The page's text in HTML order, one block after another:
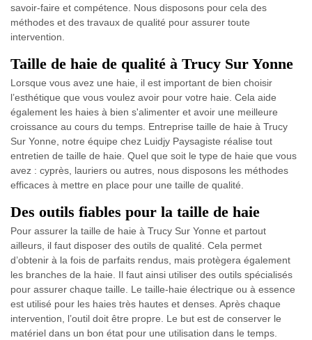
savoir-faire et compétence. Nous disposons pour cela des
méthodes et des travaux de qualité pour assurer toute
intervention.
Taille de haie de qualité à Trucy Sur Yonne
Lorsque vous avez une haie, il est important de bien choisir
l’esthétique que vous voulez avoir pour votre haie. Cela aide
également les haies à bien s'alimenter et avoir une meilleure
croissance au cours du temps. Entreprise taille de haie à Trucy
Sur Yonne, notre équipe chez Luidjy Paysagiste réalise tout
entretien de taille de haie. Quel que soit le type de haie que vous
avez : cyprès, lauriers ou autres, nous disposons les méthodes
efficaces à mettre en place pour une taille de qualité.
Des outils fiables pour la taille de haie
Pour assurer la taille de haie à Trucy Sur Yonne et partout
ailleurs, il faut disposer des outils de qualité. Cela permet
d’obtenir à la fois de parfaits rendus, mais protègera également
les branches de la haie. Il faut ainsi utiliser des outils spécialisés
pour assurer chaque taille. Le taille-haie électrique ou à essence
est utilisé pour les haies très hautes et denses. Après chaque
intervention, l’outil doit être propre. Le but est de conserver le
matériel dans un bon état pour une utilisation dans le temps.